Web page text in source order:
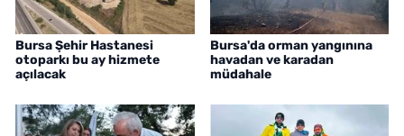
Bursa Şehir Hastanesi
otoparkı bu ay hizmete
açılacak
Bursa'da orman yangınına
havadan ve karadan
müdahale